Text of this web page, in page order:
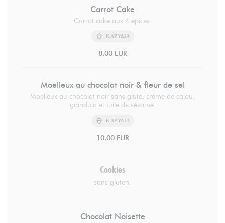
Carrot Cake
Carrot cake aux 4 épices.
ΚΑΡΎΔΙΑ
8,00 EUR
Moelleux au chocolat noir & fleur de sel
Moelleux au chocolat noir sans glute, crème de cajou,
gianduja et tuile de sésame.
ΚΑΡΎΔΙΑ
10,00 EUR
Cookies
sans gluten.
Chocolat Noisette